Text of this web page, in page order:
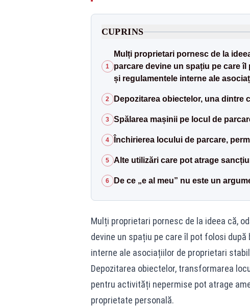
CUPRINS
1
Mulți proprietari pornesc de la
parcare devine un spațiu pe care
și regulamentele interne ale
2 Depozitarea obiectelor, una dintre
3 Spălarea mașinii pe locul de
4 Închirierea locului de parcare,
5 Alte utilizări care pot atrage
6 De ce „e al meu” nu este un
Mulți proprietari pornesc de la ideea că,
devine un spațiu pe care îl pot folosi
interne ale asociațiilor de proprietari
Depozitarea obiectelor, transformarea
pentru activități nepermise pot atrage
proprietate personală.